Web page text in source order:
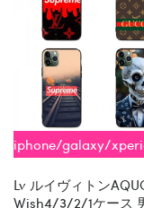
iphone/galaxy/
Lv ルイヴィトン
Wish4/3/2/1ケース